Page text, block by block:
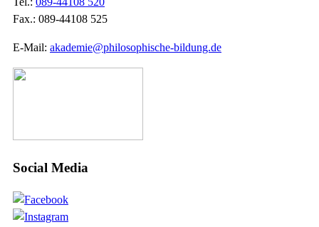
Fax.: 089-44108 525
E-Mail: akademie@philosophische-bildung.de
Social Media